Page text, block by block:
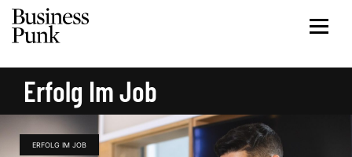
Erfolg Im Job
ERFOLG IM JOB